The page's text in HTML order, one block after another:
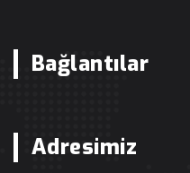
Bağlantılar
Adresimiz